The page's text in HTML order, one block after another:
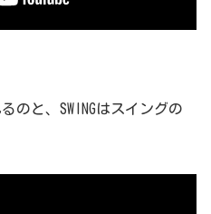
のと、SWINGはスイングの